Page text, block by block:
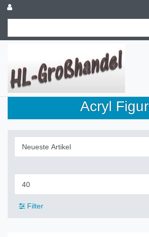
Acryl Figur
Filter